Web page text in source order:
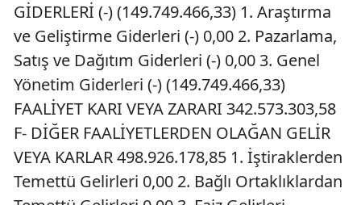
GİDERLERİ (-) (149.749.466,33) 1. Araştırma
ve Geliştirme Giderleri (-) 0,00 2. Pazarlama,
Satış ve Dağıtım Giderleri (-) 0,00 3. Genel
Yönetim Giderleri (-) (149.749.466,33)
FAALİYET KARI VEYA ZARARI 342.573.303,58
F- DİĞER FAALİYETLERDEN OLAĞAN GELİR
VEYA KARLAR 498.926.178,85 1. İştiraklerden
Temettü Gelirleri 0,00 2. Bağlı Ortaklıklardan